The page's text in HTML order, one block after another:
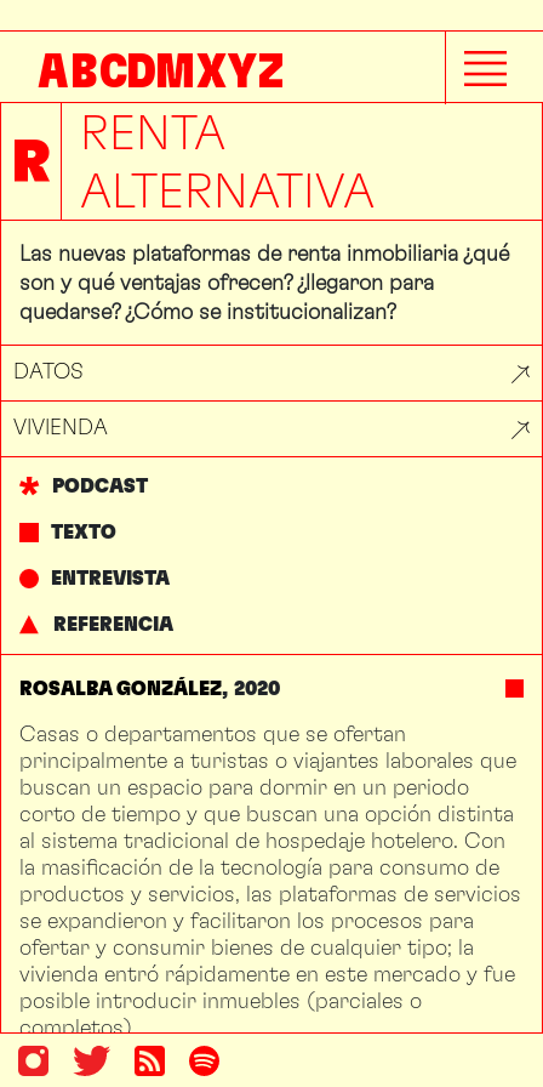
ABCDMXYZ
R
RENTA
ALTERNATIVA
Las nuevas plataformas de renta inmobiliaria ¿qué
son y qué ventajas ofrecen? ¿llegaron para
quedarse? ¿Cómo se institucionalizan?
PODCAST
TEXTO
ENTREVISTA
REFERENCIA
DATOS
VIVIENDA
ROSALBA GONZÁLEZ 2020
Casas o departamentos que se ofertan
principalmente a turistas o viajantes laborales que
buscan un espacio para dormir en un periodo
corto de tiempo y que buscan una opción distinta
al sistema tradicional de hospedaje hotelero. Con
la masificación de la tecnología para consumo de
productos y servicios, las plataformas de servicios
se expandieron y facilitaron los procesos para
ofertar y consumir bienes de cualquier tipo; la
vivienda entró rápidamente en este mercado y fue
posible introducir inmuebles (parciales o
completos).
Este fenómeno de renta alternativa ha proliferado
en las alcaldías con mayor porcentaje de